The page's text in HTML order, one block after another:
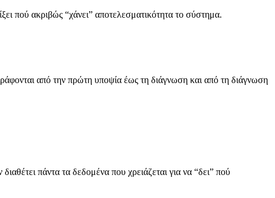
πού ακριβώς “χάνει” αποτελεσματικότητα το σύστημα.
από την πρώτη υποψία έως τη διάγνωση και από τη διάγνωση
πάντα τα δεδομένα που χρειάζεται για να “δει” πού